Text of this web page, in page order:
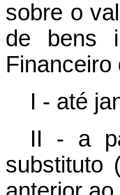
sobre o
de bens
Financeiro
I - até
II - a
substituto